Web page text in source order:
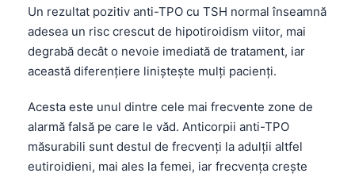
Un rezultat pozitiv anti-TPO cu TSH normal înseamnă
adesea un risc crescut de hipotiroidism viitor, mai
degrabă decât o nevoie imediată de tratament, iar
această diferențiere liniștește mulți pacienți.
Acesta este unul dintre cele mai frecvente zone de
alarmă falsă pe care le văd. Anticorpii anti-TPO
măsurabili sunt destul de frecvenți la adulții altfel
eutiroidieni, mai ales la femei, iar frecvența crește
Dansk
Nederlands
हिन्दी
Հայերեն
Íslenska
Српски језик